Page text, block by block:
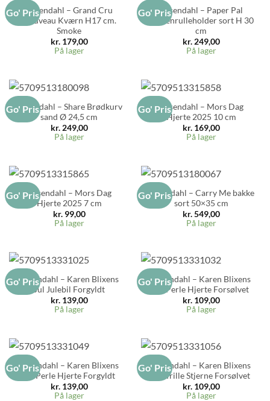
Go' PrisRosendahl – Grand Cru
Nouveau Kværn H17 cm.
Smoke
kr.179,00
På lager
Go' PrisRosendahl – Paper Pal
køkkenrulleholder sort H 30
cm
kr.249,00
På lager
Go' Pris
Rosendahl – Share Brødkurv
sand Ø 24,5 cm
kr.249,00
På lager
Go' PrisRosendahl – Mors Dag
Hjerte 2025 10 cm
kr.169,00
På lager
Go' PrisRosendahl – Mors Dag
Hjerte 2025 7 cm
kr.99,00
På lager
Go' Pris
Rosendahl – Carry Me bakke
sort 50×35 cm
kr.549,00
På lager
Go' Pris
Rosendahl – Karen Blixens
Jul Julebil Forgyldt
kr.139,00
På lager
Go' Pris
Rosendahl – Karen Blixens
Jul Perle Hjerte Forsølvet
kr.109,00
På lager
Go' Pris
Rosendahl – Karen Blixens
Jul Perle Hjerte Forgyldt
kr.139,00
På lager
Go' Pris
Rosendahl – Karen Blixens
Jul Trille Stjerne Forsølvet
kr.109,00
På lager